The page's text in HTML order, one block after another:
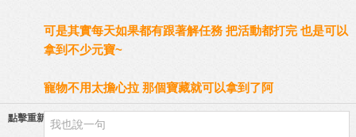
可是其實每天如果都有跟著解任務 把活動都打完 也是可以
拿到不少元寶~
寵物不用太擔心拉 那個寶藏就可以拿到了阿
點擊重新加載